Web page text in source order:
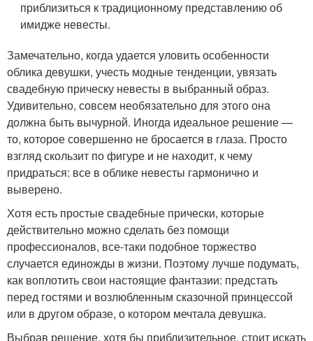
приблизиться к традиционному представлению об
имидже невесты.
Замечательно, когда удается уловить особенности
облика девушки, учесть модные тенденции, увязать
свадебную прическу невесты в выбранный образ.
Удивительно, совсем необязательно для этого она
должна быть вычурной. Иногда идеальное решение —
то, которое совершенно не бросается в глаза. Просто
взгляд скользит по фигуре и не находит, к чему
придраться: все в облике невесты гармонично и
выверено.
Хотя есть простые свадебные прически, которые
действительно можно сделать без помощи
профессионалов, все-таки подобное торжество
случается единожды в жизни. Поэтому лучше подумать,
как воплотить свои настоящие фантазии: предстать
перед гостями и возлюбленным сказочной принцессой
или в другом образе, о котором мечтала девушка.
Выбрав решение, хотя бы приблизительное, стоит искать